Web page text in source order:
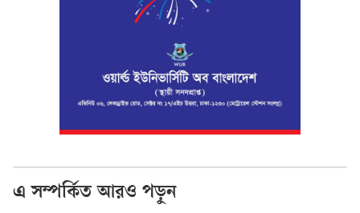
এ সম্পর্কিত আরও পড়ুন